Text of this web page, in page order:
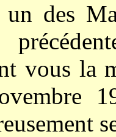
des
vous la